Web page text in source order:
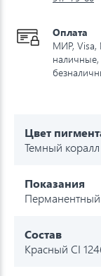
Оплата
МИР, Visa,
наличные,
Цвет
Темный коралл
Показания
Состав
Красный CI